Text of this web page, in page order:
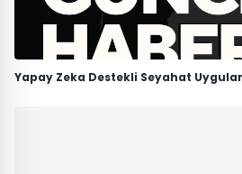
Yapay Zeka Destekli Seyahat